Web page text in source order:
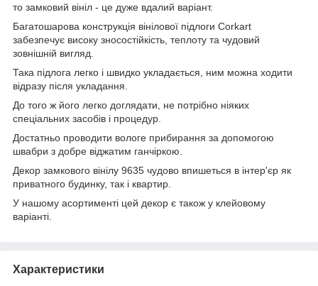
то замковий вініл - це дуже вдалий варіант.
Багатошарова конструкція вінілової підлоги Corkart
забезпечує високу зносостійкість, теплоту та чудовий
зовнішній вигляд.
Така підлога легко і швидко укладається, ним можна ходити
відразу після укладання.
До того ж його легко доглядати, не потрібно ніяких
спеціальних засобів і процедур.
Достатньо проводити вологе прибирання за допомогою
швабри з добре віджатим ганчіркою.
Декор замкового вінілу 9635 чудово впишеться в інтер'єр як
приватного будинку, так і квартир.
У нашому асортименті цей декор є також у клейовому
варіанті.
Характеристики